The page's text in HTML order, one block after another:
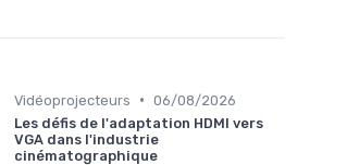
Vidéoprojecteurs • 06/08/2026
Les défis de l'adaptation HDMI vers
VGA dans l'industrie
cinématographique